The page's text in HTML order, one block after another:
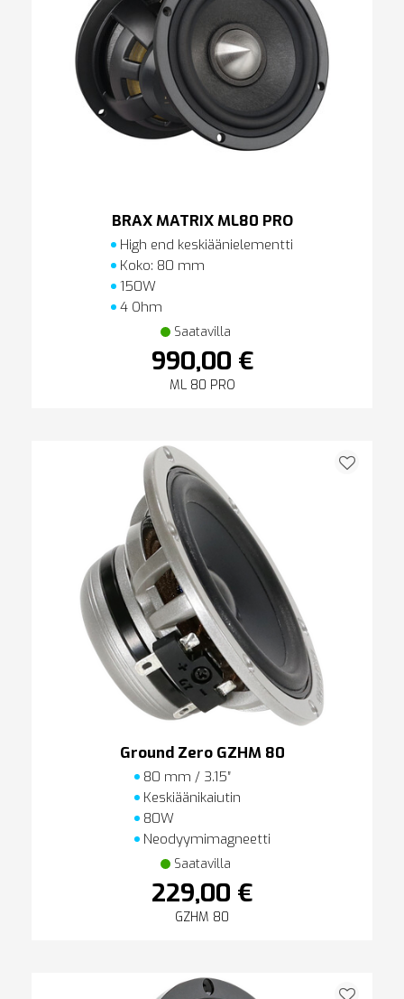
BRAX MATRIX ML80 PRO
High end keskiäänielementti
Koko: 80 mm
150W
4 Ohm
Saatavilla
990,00 €
ML 80 PRO
Ground Zero GZHM 80
80 mm / 3.15″
Keskiäänikaiutin
80W
Neodyymimagneetti
Saatavilla
229,00 €
GZHM 80